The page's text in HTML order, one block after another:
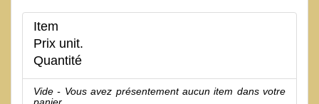
Item
Prix unit.
Quantité
Vide - Vous avez présentement aucun item dans votre
panier